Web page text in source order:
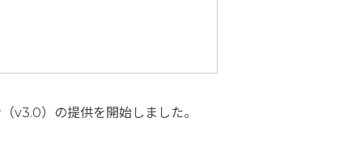
v3.0）の提供を開始しました。